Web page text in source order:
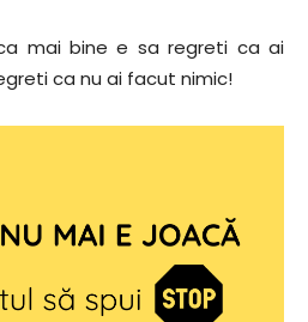
mai bine e sa regreti ca ai
ca nu ai facut nimic!